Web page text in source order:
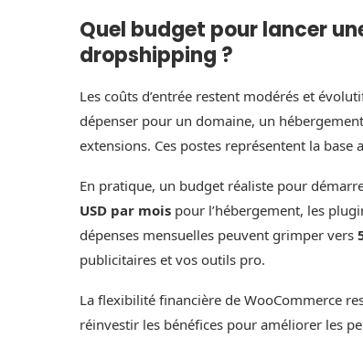
Quel budget pour lancer
dropshipping ?
Les coûts d’entrée restent modérés et
dépenser pour un domaine, un
extensions. Ces postes représentent la
En pratique, un budget réaliste pour
USD par mois pour l’hébergement, les
dépenses mensuelles peuvent grimper vers
publicitaires et vos outils pro.
La flexibilité financière de WooCommerce
réinvestir les bénéfices pour améliorer les